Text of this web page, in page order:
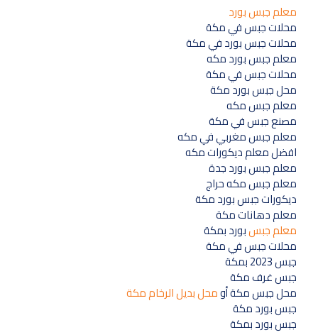
معلم جبس بورد
محلات جبس في مكة
محلات جبس بورد في مكة
معلم جبس بورد مكه
محلات جبس في مكة
محل جبس بورد مكة
معلم جبس مكه
مصنع جبس في مكة
معلم جبس مغربي في مكه
افضل معلم ديكورات مكه
معلم جبس بورد جدة
معلم جبس مكه حراج
ديكورات جبس بورد مكة
معلم دهانات مكة
معلم جبسبورد بمكة
محلات جبس في مكة
جبس 2023 بمكة
جبس غرف مكة
محل جبس مكة أومحل بديل الرخام مكة
جبس بورد مكة
جبس بورد بمكة